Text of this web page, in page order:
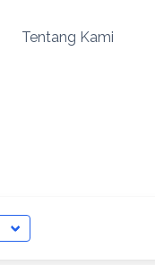
Tentang Kami